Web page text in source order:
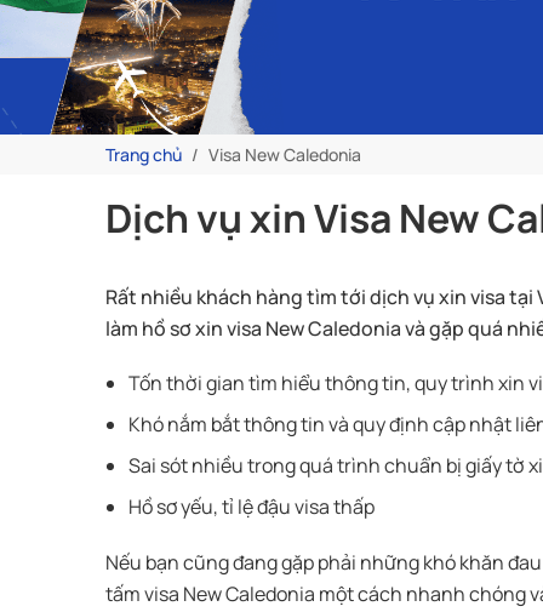
Trang chủ Visa New Caledonia
Dịch vụ xin Visa New
Rất nhiều khách hàng tìm tới dịch vụ xin visa tại
làm hồ sơ xin visa New Caledonia và gặp quá
Tốn thời gian tìm hiểu thông tin, quy trình xin
Khó nắm bắt thông tin và quy định cập nhật
Sai sót nhiều trong quá trình chuẩn bị giấy tờ
Hồ sơ yếu, tỉ lệ đậu visa thấp
Nếu bạn cũng đang gặp phải những khó khăn
tấm visa New Caledonia một cách nhanh chóng